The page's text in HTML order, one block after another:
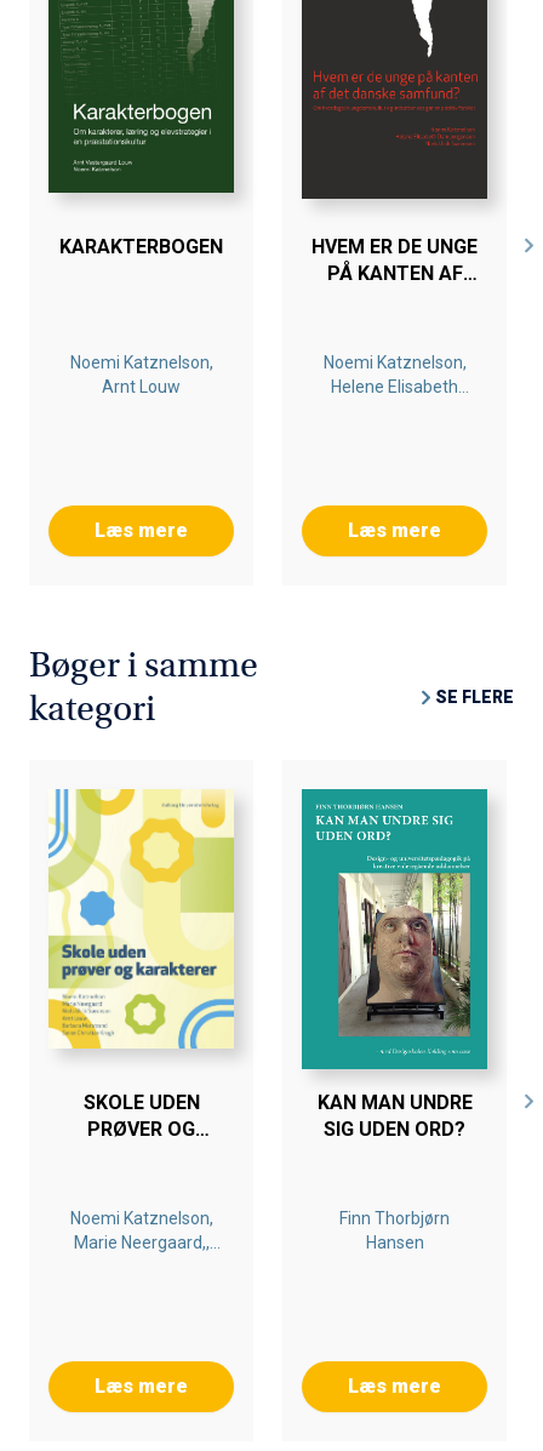
Bogen er skrevet af forskere fra Center for
Ungdomsforskning og bygger på resultaterne fra
forskningsprojektet Kan ungefællesskaber gøre ondt?,
som er blevet til i et samarbejde med Mary Fonden.
Forskningsprojektet og bogen er muliggjort gennem en
bevilling fra William Demant Fonden.
KARAKTERBOGEN
Noemi Katznelson,
Arnt Louw
Læs mere
HVEM ER DE UNGE
PÅ KANTEN AF
Noemi Katznelson,
Helene Elisabeth
Læs mere
Bøger i samme
kategori
SE FLERE
SKOLE UDEN
PRØVER OG
FEEDBACK PÅ FRI-
OG EFTERSKOLER,
Noemi Katznelson,
Marie Neergaard,,
Læs mere
KAN MAN UNDRE
SIG UDEN ORD?
Finn Thorbjørn
Hansen
Læs mere